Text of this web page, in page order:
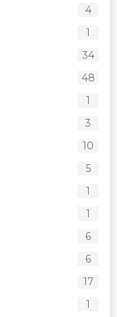
4
1
34
48
1
3
10
5
1
1
6
6
17
1